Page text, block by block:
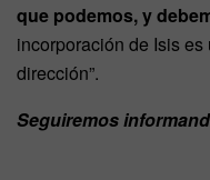
que podemos, y
incorporación de Isis
dirección”.
Seguiremos